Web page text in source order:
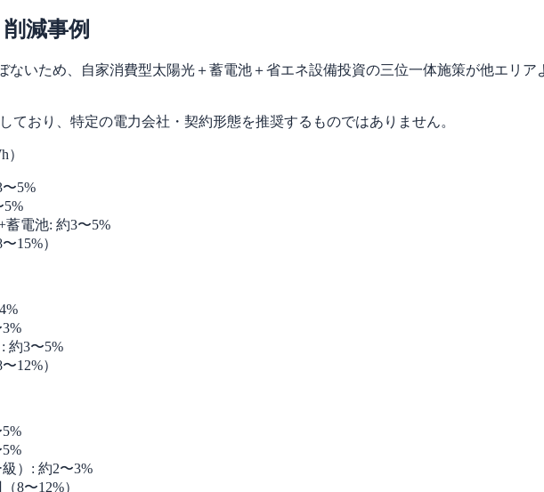
減事例
ないため、自家消費型太陽光＋蓄電池＋省エネ設備投資の三位一体施策が他エリ
おり、特定の電力会社・契約形態を推奨するものではありません。
5%
5%
蓄電池: 約3〜5%
15%）
約3〜5%
12%）
）: 約2〜3%
8〜12%）